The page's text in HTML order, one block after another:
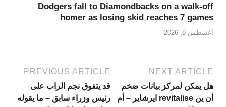
Dodgers fall to Diamondbacks on a walk-off
homer as losing skid reaches 7 games
أغسطس 8, 2026
PREVIOUS ARTICLE
قد يتفوق نجم الراب على
رئيس وزراء سابق – ما يقوله
NEXT ARTICLE
هل يمكن لمركز بيانات ضخم
أن ين revitalise ايرشاير – أم